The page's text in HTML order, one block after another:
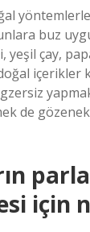
buz
yeşil çay,
içerikler
de
için